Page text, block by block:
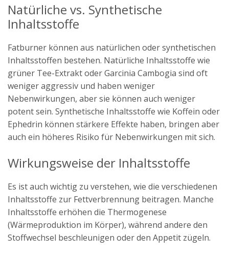
Natürliche vs. Synthetische
Inhaltsstoffe
Fatburner können aus natürlichen oder synthetischen
Inhaltsstoffen bestehen. Natürliche Inhaltsstoffe wie
grüner Tee-Extrakt oder Garcinia Cambogia sind oft
weniger aggressiv und haben weniger
Nebenwirkungen, aber sie können auch weniger
potent sein. Synthetische Inhaltsstoffe wie Koffein oder
Ephedrin können stärkere Effekte haben, bringen aber
auch ein höheres Risiko für Nebenwirkungen mit sich.
Wirkungsweise der Inhaltsstoffe
Es ist auch wichtig zu verstehen, wie die verschiedenen
Inhaltsstoffe zur Fettverbrennung beitragen. Manche
Inhaltsstoffe erhöhen die Thermogenese
(Wärmeproduktion im Körper), während andere den
Stoffwechsel beschleunigen oder den Appetit zügeln.